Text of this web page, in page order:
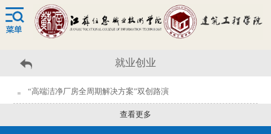
就业创业
“高端洁净厂房全周期解决方案”双创路演
查看更多